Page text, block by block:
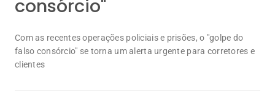
consórcio"
Com as recentes operações policiais e prisões, o "golpe do
falso consórcio" se torna um alerta urgente para corretores e
clientes